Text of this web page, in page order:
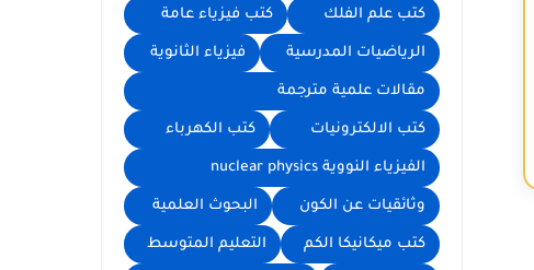
كتب علم الفلك كتب فيزياء عامة
الرياضيات المدرسية فيزياء الثانوية
مقالات علمية مترجمة
كتب الالكترونيات كتب الكهرباء
الفيزياء النووية nuclear physics
وثائقيات عن الكون البحوث العلمية
كتب ميكانيكا الكم التعليم المتوسط